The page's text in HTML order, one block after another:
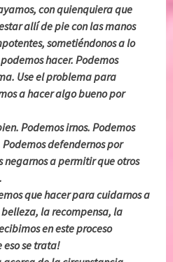
con quienquiera que
allí de pie con las manos
sometiéndonos a lo
hacer. Podemos
Use el problema para
a hacer algo bueno por
Podemos irnos. Podemos
defendernos por
negarnos a permitir que otros
que hacer para cuidarnos a
belleza, la recompensa, la
en este proceso
eso se trata!